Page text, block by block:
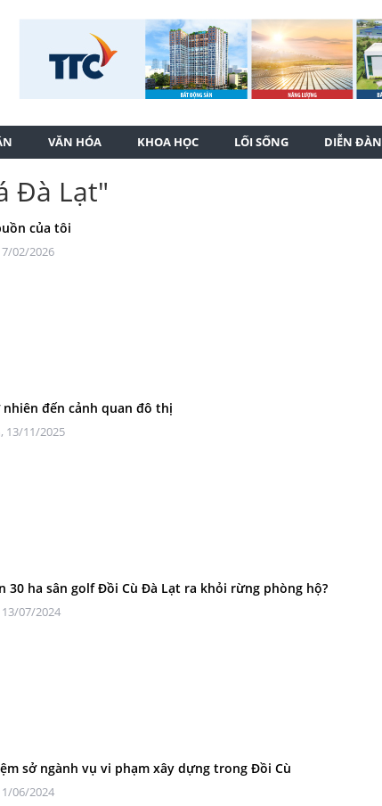
VĂN HÓA KHOA HỌC LỐI SỐNG DIỄN ĐÀN
Đà Lạt"
của tôi
02/2026
đến cảnh quan đô thị
13/11/2025
30 ha sân golf Đồi Cù Đà Lạt ra khỏi rừng phòng hộ?
07/2024
sở ngành vụ vi phạm xây dựng trong Đồi Cù
06/2024